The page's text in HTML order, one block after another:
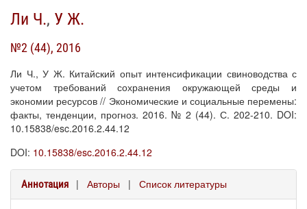
Ли Ч., У Ж.
№2 (44), 2016
Ли Ч., У Ж. Китайский опыт интенсификации свиноводства с
учетом требований сохранения окружающей среды и
экономии ресурсов // Экономические и социальные перемены:
факты, тенденции, прогноз. 2016. № 2 (44). С. 202-210. DOI:
10.15838/esc.2016.2.44.12
DOI: 10.15838/esc.2016.2.44.12
Аннотация | Авторы | Список литературы